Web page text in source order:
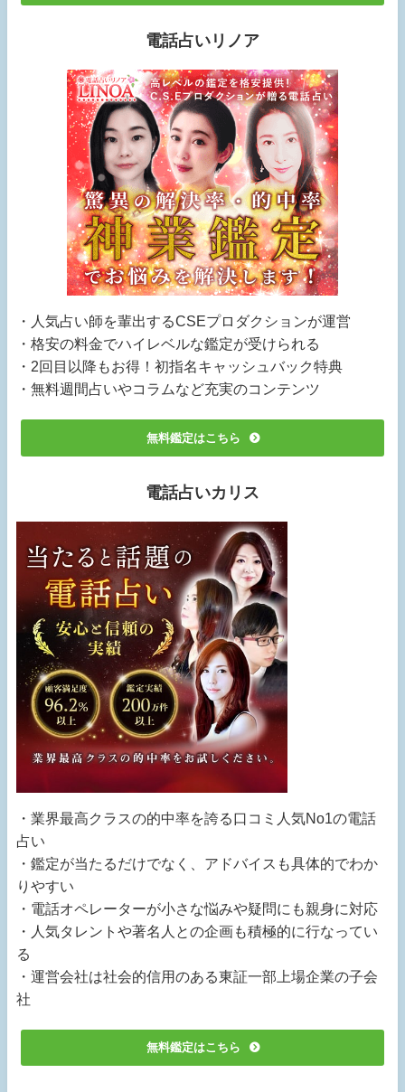
電話占いリノア
・人気占い師を輩出するCSEプロダクションが運営
・格安の料金でハイレベルな鑑定が受けられる
・2回目以降もお得！初指名キャッシュバック特典
・無料週間占いやコラムなど充実のコンテンツ
無料鑑定はこちら
電話占いカリス
・業界最高クラスの的中率を誇る口コミ人気No1の電話
占い
・鑑定が当たるだけでなく、アドバイスも具体的でわか
りやすい
・電話オペレーターが小さな悩みや疑問にも親身に対応
・人気タレントや著名人との企画も積極的に行なってい
る
・運営会社は社会的信用のある東証一部上場企業の子会
社
無料鑑定はこちら